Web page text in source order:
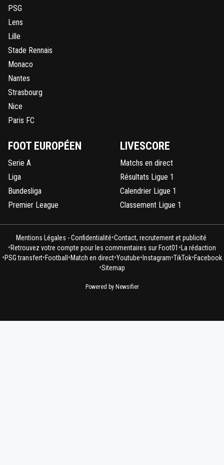
PSG
Lens
Lille
Stade Rennais
Monaco
Nantes
Strasbourg
Nice
Paris FC
FOOT EUROPÉEN
Serie A
Liga
Bundesliga
Premier League
LIVESCORE
Matchs en direct
Résultats Ligue 1
Calendrier Ligue 1
Classement Ligue 1
Mentions Légales - Confidentialité•Contact, recrutement et publicité
•Retrouvez votre compte pour les commentaires sur Foot01 • La rédaction
•PSG transfert•Football •Match en direct•Youtube• Instagram•TikTok•Facebook
•Sitemap
Powered by Newsifier